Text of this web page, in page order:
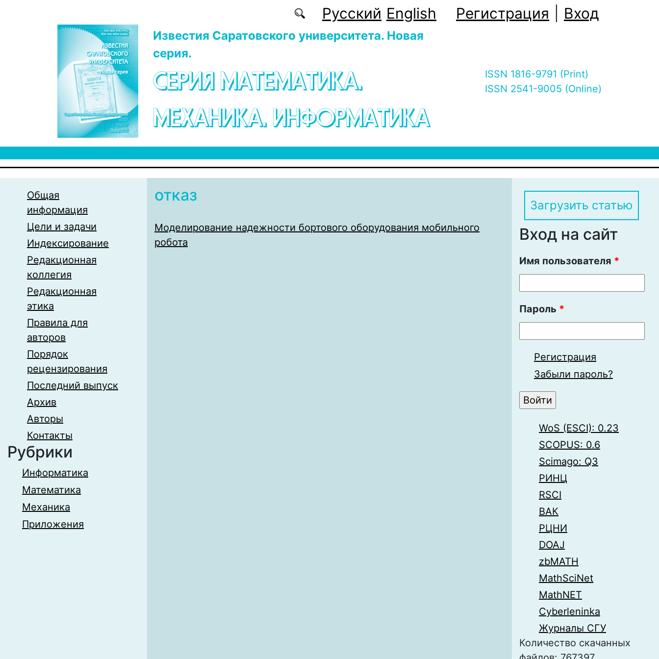
Русский English Регистрация Вход
Известия Саратовского университета. Новая
серия.
СЕРИЯ МАТЕМАТИКА.
МЕХАНИКА. ИНФОРМАТИКА
ISSN 1816-9791 (Print)
ISSN 2541-9005 (Online)
Общая
информация
Цели и задачи
Индексирование
Редакционная
коллегия
Редакционная
этика
Правила для
авторов
Порядок
рецензирования
Последний выпуск
Архив
Авторы
Контакты
Рубрики
Информатика
Математика
Механика
Приложения
отказ
Моделирование надежности бортового оборудования мобильного
робота
Загрузить статью
Вход на сайт
Имя пользователя *
Пароль *
Регистрация
Забыли пароль?
WoS (ESCI): 0.23
SCOPUS: 0.6
Scimago: Q3
РИНЦ
RSCI
ВАК
РЦНИ
DOAJ
zbMATH
MathSciNet
MathNET
Cyberleninka
Журналы СГУ
Количество скачанных